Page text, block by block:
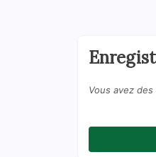
Vous avez